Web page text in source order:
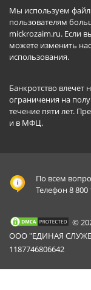
Мы используем
пользователям
mickrozaim.ru. Если
можете изменить
использования.
Банкротство влечет
ограничения на
течение пяти лет.
и в МФЦ.
По всем
Телефон 8 800
©
ООО "ЕДИНАЯ
1187746806642